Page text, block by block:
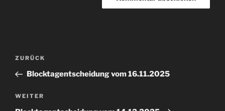
Beitragsnavigation
Vorheriger
Beitrag
ZURÜCK
Blocktagentscheidung vom 16.11.2025
Nächster
Beitrag
WEITER